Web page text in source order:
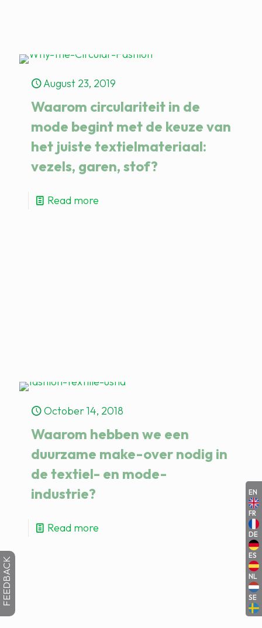
August 23, 2019
Waarom circulariteit in de
mode begint met de keuze van
het juiste textielmateriaal:
vezels, garen, stof?
Read more
October 14, 2018
Waarom hebben we een
duurzame make-over nodig in
de textiel- en mode-
industrie?
Read more
EN
FR
DE
ES
NL
SE
FEEDBACK